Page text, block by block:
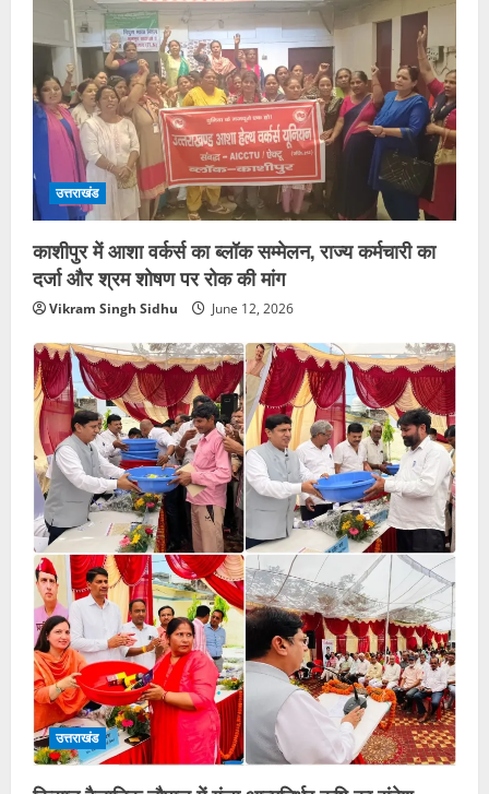
उत्तराखंड
काशीपुर में आशा वर्कर्स का ब्लॉक सम्मेलन, राज्य कर्मचारी का
दर्जा और श्रम शोषण पर रोक की मांग
Vikram Singh Sidhu June 12, 2026
उत्तराखंड